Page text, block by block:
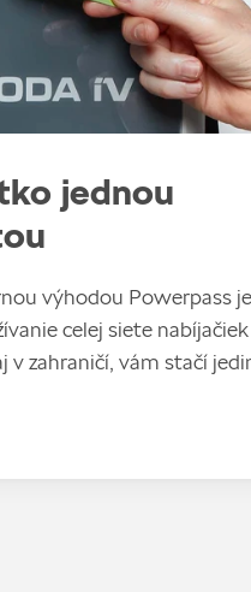
jednou
výhodou Powerpass
celej siete nabíjačiek
v zahraničí, vám stačí